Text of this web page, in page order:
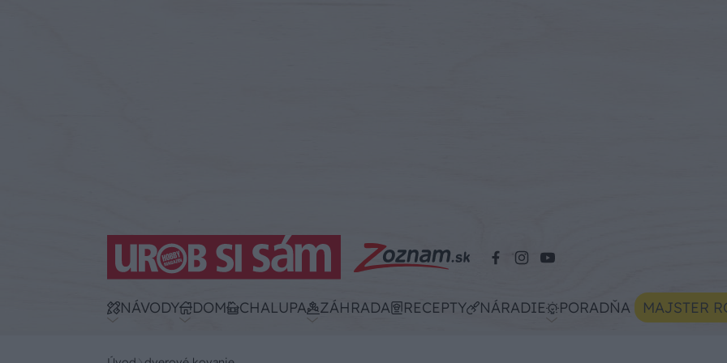
NÁVODY DOM CHALUPA ZÁHRADA RECEPTY NÁRADIE PORADŇA MAJSTER